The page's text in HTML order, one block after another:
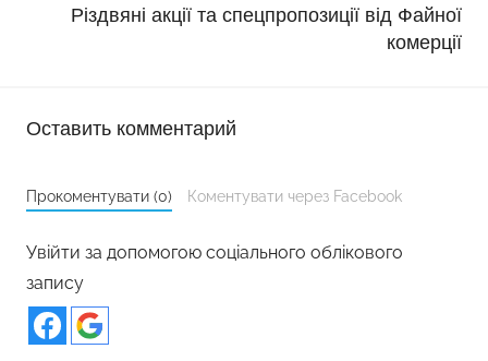
Різдвяні акції та спецпропозиції від Файної
комерції
Оставить комментарий
Прокоментувати (0) Коментувати через Facebook
Увійти за допомогою соціального облікового
запису